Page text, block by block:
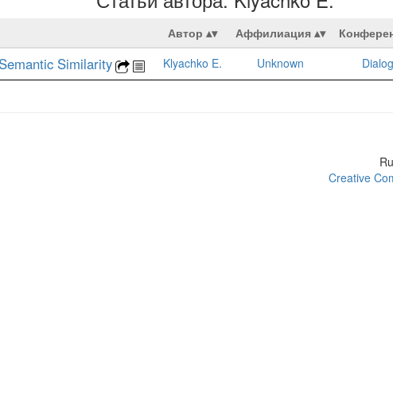
Автор Аффилиация
Similarity Klyachko E. Unknown
Creative